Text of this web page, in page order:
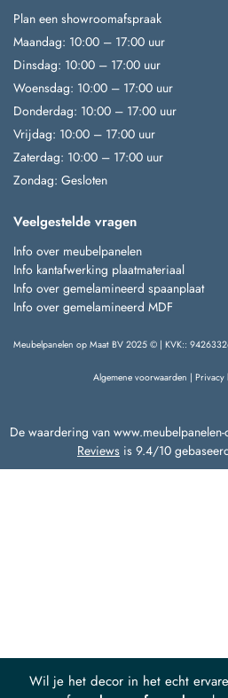
Wil je het decor in het echt
Plan een showroomafspraak
Maandag: 10:00 – 17:00 uur
Dinsdag: 10:00 – 17:00 uur
Woensdag: 10:00 – 17:00 uur
Donderdag: 10:00 – 17:00 uur
Vrijdag: 10:00 – 17:00 uur
Zaterdag: 10:00 – 17:00 uur
Zondag: Gesloten
Veelgestelde vragen
Info over meubelpanelen
Info kantafwerking plaatmateriaal
Info over gemelamineerd spaanplaat
Info over gemelamineerd MDF
Meubelpanelen op Maat BV 2025 © | KVK::
Algemene voorwaarden | Privacy
De waardering van
Reviews is 9.4/10